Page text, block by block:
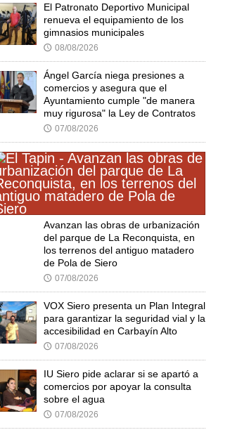
El Patronato Deportivo Municipal
renueva el equipamiento de los
gimnasios municipales
🕔 08/08/2026
Ángel García niega presiones a
comercios y asegura que el
Ayuntamiento cumple "de manera
muy rigurosa" la Ley de Contratos
🕔 07/08/2026
Avanzan las obras de urbanización
del parque de La Reconquista, en
los terrenos del antiguo matadero
de Pola de Siero
🕔 07/08/2026
VOX Siero presenta un Plan Integral
para garantizar la seguridad vial y la
accesibilidad en Carbayín Alto
🕔 07/08/2026
IU Siero pide aclarar si se apartó a
comercios por apoyar la consulta
sobre el agua
🕔 07/08/2026